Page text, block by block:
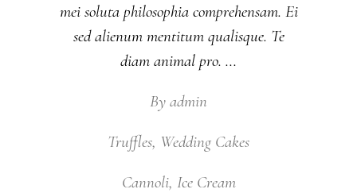
mei soluta philosophia comprehensam. Ei
sed alienum mentitum qualisque. Te
diam animal pro.
By admin
Truffles, Wedding Cakes
Cannoli, Ice Cream